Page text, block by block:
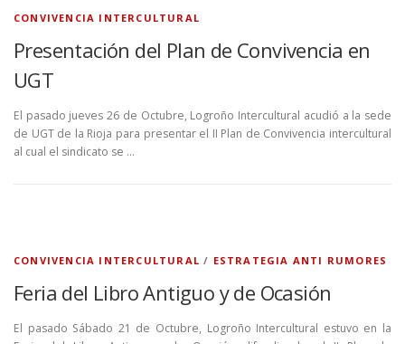
CONVIVENCIA INTERCULTURAL
Presentación del Plan de Convivencia en
UGT
El pasado jueves 26 de Octubre, Logroño Intercultural acudió a la sede
de UGT de la Rioja para presentar el II Plan de Convivencia intercultural
al cual el sindicato se …
CONVIVENCIA INTERCULTURAL / ESTRATEGIA ANTI RUMORES
Feria del Libro Antiguo y de Ocasión
El pasado Sábado 21 de Octubre, Logroño Intercultural estuvo en la